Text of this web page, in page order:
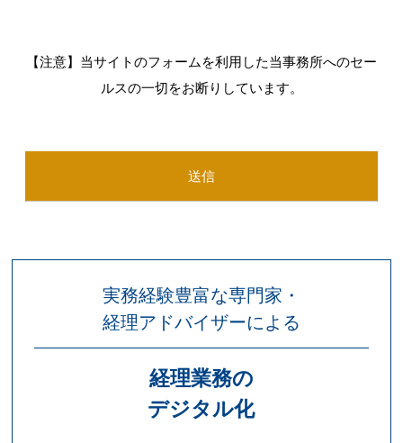
当会計事務所は、個人情報が社外に流出する、不当
に改ざんされるなどといったトラブルを引き起こさ
【注意】当サイトのフォームを利用した当事務所へのセー
ルスの一切をお断りしています。
実務経験豊富な専門家・
経理アドバイザーによる
経理業務の
デジタル化